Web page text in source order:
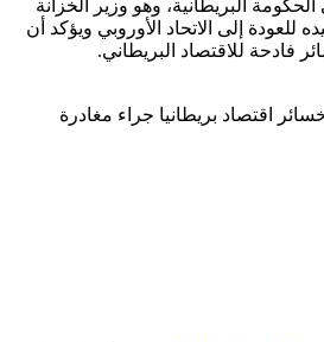
البريطانية، وهو وزير الخزانة
للعودة إلى الاتحاد الأوروبي ويؤكد أن
فادحة للاقتصاد البريطاني.